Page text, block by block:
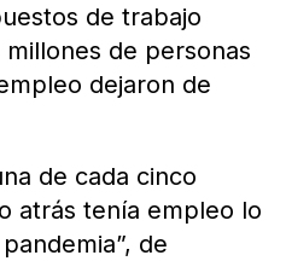
de trabajo
de personas
dejaron de
de cada cinco
atrás tenía empleo lo
de